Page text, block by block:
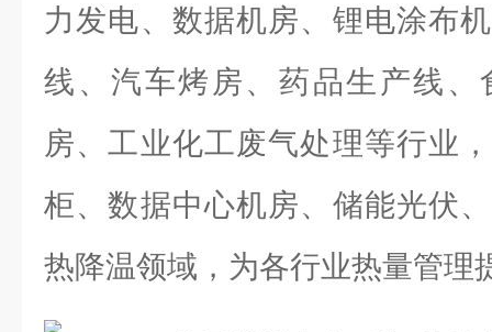
力发电、数据机房、锂电涂布
线、汽车烤房、药品生产线、
房、工业化工废气处理等行业
柜、数据中心机房、储能光伏
热降温领域，为各行业热量管理